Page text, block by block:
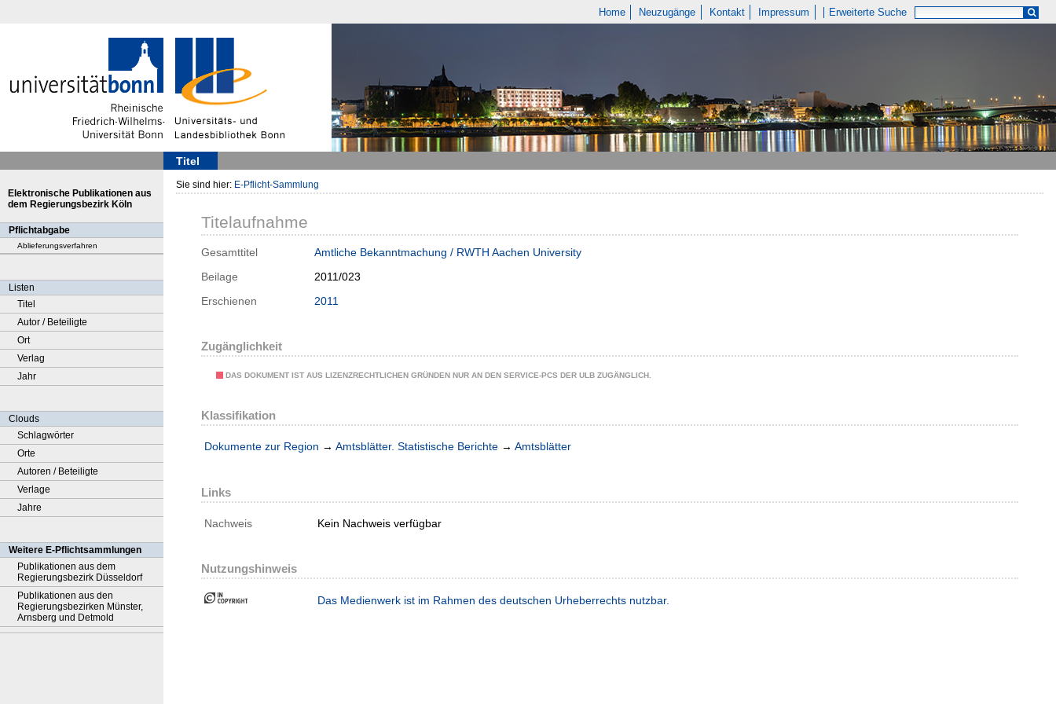
Home Neuzugänge Kontakt Impressum Erweiterte Suche
Titel
Elektronische Publikationen aus
dem Regierungsbezirk Köln
Pflichtabgabe
Ablieferungsverfahren
Listen
Titel
Autor / Beteiligte
Ort
Verlag
Jahr
Clouds
Schlagwörter
Orte
Autoren / Beteiligte
Verlage
Jahre
Weitere E-Pflichtsammlungen
Publikationen aus dem
Regierungsbezirk Düsseldorf
Publikationen aus den
Regierungsbezirken Münster,
Arnsberg und Detmold
Sie sind hier: E-Pflicht-Sammlung
Titelaufnahme
Gesamttitel
Amtliche Bekanntmachung / RWTH Aachen University
Beilage
2011/023
Erschienen
2011
Zugänglichkeit
DAS DOKUMENT IST AUS LIZENZRECHTLICHEN GRÜNDEN NUR AN DEN SERVICE-PCS DER ULB ZUGÄNGLICH.
Klassifikation
Dokumente zur Region → Amtsblätter. Statistische Berichte → Amtsblätter
Links
Nachweis Kein Nachweis verfügbar
Nutzungshinweis
Das Medienwerk ist im Rahmen des deutschen Urheberrechts nutzbar.